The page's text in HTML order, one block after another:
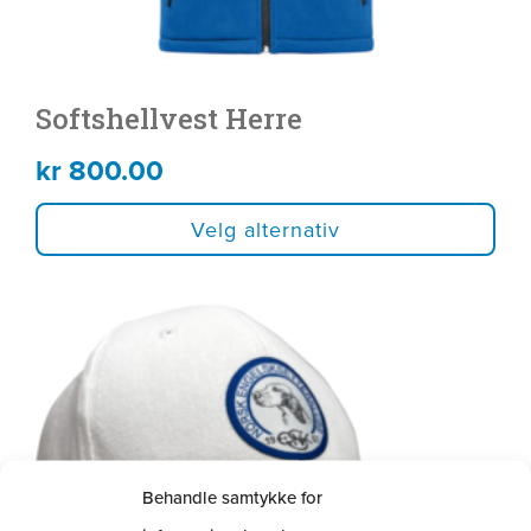
Behandle samtykke for
Softshellvest Herre
kr800.00
Velg alternativ